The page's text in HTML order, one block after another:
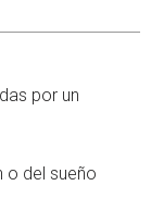
por un
o del sueño